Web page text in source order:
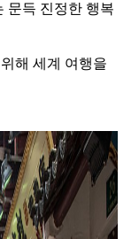
문득 진정한 행복
해 세계 여행을